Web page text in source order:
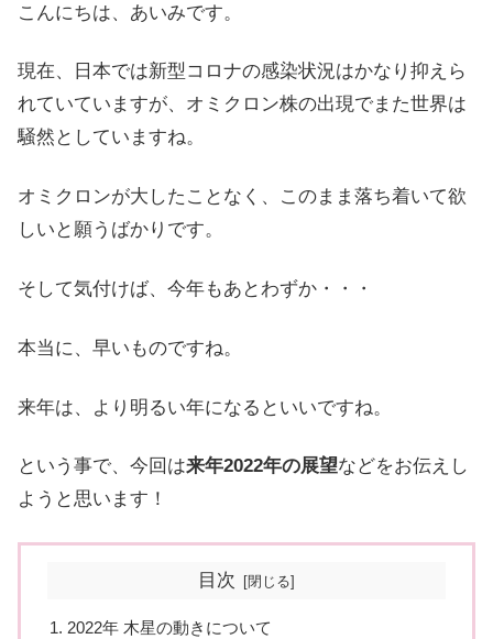
こんにちは、あいみです。
現在、日本では新型コロナの感染状況はかなり抑えら
れていていますが、オミクロン株の出現でまた世界は
騒然としていますね。
オミクロンが大したことなく、このまま落ち着いて欲
しいと願うばかりです。
そして気付けば、今年もあとわずか・・・
本当に、早いものですね。
来年は、より明るい年になるといいですね。
という事で、今回は来年2022年の展望などをお伝えし
ようと思います！
目次
2022年 木星の動きについて